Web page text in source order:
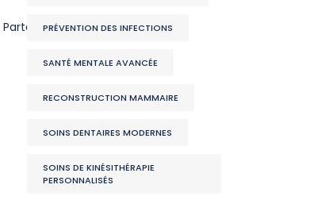
PartagerPRÉVENTION DES INFECTIONS
SANTÉ MENTALE AVANCÉE
RECONSTRUCTION MAMMAIRE
SOINS DENTAIRES MODERNES
SOINS DE KINÉSITHÉRAPIE
PERSONNALISÉS